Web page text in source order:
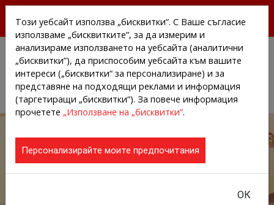
АГЕНЦИИТЕ И КОМПАНИИТЕ
Този уебсайт използва „бисквитки“. С Ваше съгласие
използваме „бисквитките”, за да измерим и
анализираме използването на уебсайта (аналитични
„бисквитки”), да приспособим уебсайта към вашите
интереси („бисквитки“ за персонализиране) и за
представяне на подходящи реклами и информация
(таргетиращи „бисквитки“). За повече информация
прочетете „Използване на „бисквитки”.
Персонализирайте моите предпочитания
ОК